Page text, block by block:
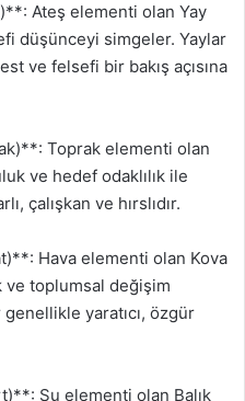
Ateş elementi olan Yay
düşünceyi simgeler. Yaylar
ve felsefi bir bakış açısına
Toprak elementi olan
ve hedef odaklılık ile
çalışkan ve hırslıdır.
Hava elementi olan Kova
ve toplumsal değişim
yaratıcı, özgür
Su elementi olan Balık